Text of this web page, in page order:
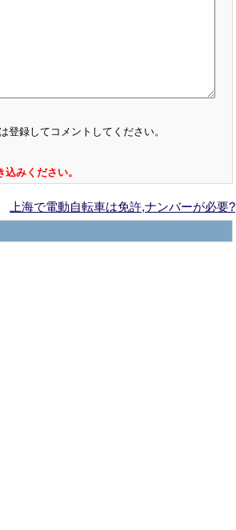
録してコメントしてください。
みください。
上海で電動自転車は免許,ナンバーが必要?